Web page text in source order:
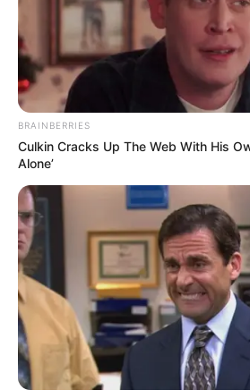
BRAINBERRIES
Culkin Cracks Up The Web With His
Alone’